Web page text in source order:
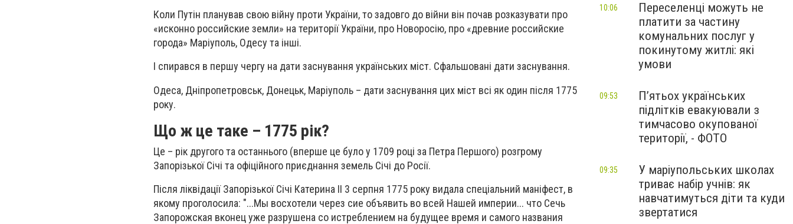
Коли Путін планував свою війну проти України, то задовго до війни він почав розказувати про
«исконно российские земли» на території України, про Новоросію, про «древние российские
города» Маріуполь, Одесу та інші.
І спирався в першу чергу на дати заснування українських міст. Сфальшовані дати заснування.
Одеса, Дніпропетровськ, Донецьк, Маріуполь – дати заснування цих міст всі як один після 1775
року.
Що ж це таке – 1775 рік?
Це – рік другого та останнього (вперше це було у 1709 році за Петра Першого) розгрому
Запорізької Січі та офіційного приєднання земель Січі до Росії.
Після ліквідації Запорізької Січі Катерина ІІ 3 серпня 1775 року видала спеціальний маніфест, в
якому проголосила: "...Мы восхотели через сие объявить во всей Нашей империи... что Сечь
Запорожская вконец уже разрушена со истреблением на будущее время и самого названия
Переселенці можуть не
платити за частину
комунальних послуг у
покинутому житлі: які
умови
10:06
П’ятьох українських
підлітків евакуювали з
тимчасово окупованої
території, - ФОТО
09:53
У маріупольських школах
триває набір учнів: як
навчатимуться діти та куди
звертатися
09:35